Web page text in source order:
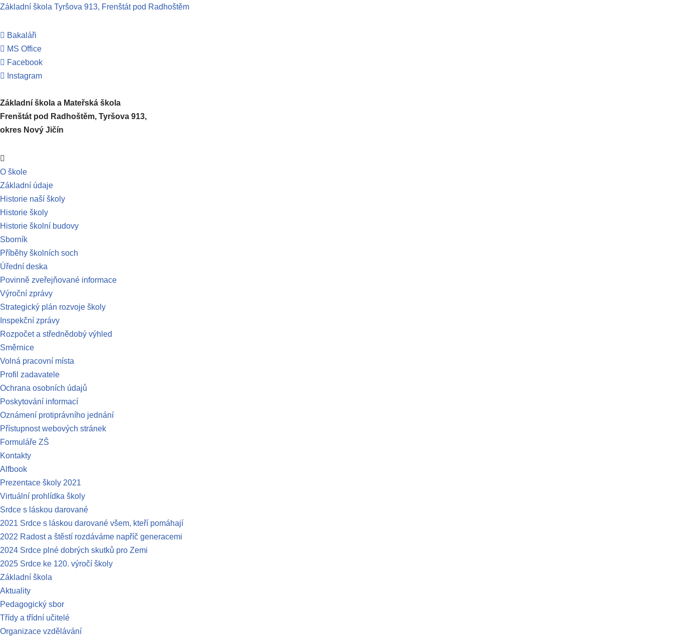
Základní škola Tyršova 913, Frenštát pod Radhoštěm
Bakaláři
MS Office
Facebook
Instagram
Základní škola a Mateřská škola
Frenštát pod Radhoštěm, Tyršova 913,
okres Nový Jičín
O škole
Základní údaje
Historie naší školy
Historie školy
Historie školní budovy
Sborník
Příběhy školních soch
Úřední deska
Povinně zveřejňované informace
Výroční zprávy
Strategický plán rozvoje školy
Inspekční zprávy
Rozpočet a střednědobý výhled
Směrnice
Volná pracovní místa
Profil zadavatele
Ochrana osobních údajů
Poskytování informací
Oznámení protiprávního jednání
Přístupnost webových stránek
Formuláře ZŠ
Kontakty
Alfbook
Prezentace školy 2021
Virtuální prohlídka školy
Srdce s láskou darované
2021 Srdce s láskou darované všem, kteří pomáhají
2022 Radost a štěstí rozdáváme napříč generacemi
2024 Srdce plné dobrých skutků pro Zemi
2025 Srdce ke 120. výročí školy
Základní škola
Aktuality
Pedagogický sbor
Třídy a třídní učitelé
Organizace vzdělávání